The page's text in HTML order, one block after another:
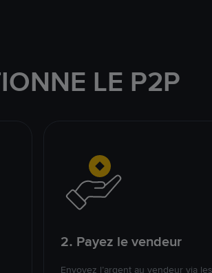
LE P2P
2. Payez le vendeur
Envoyez l’argent au vendeur via